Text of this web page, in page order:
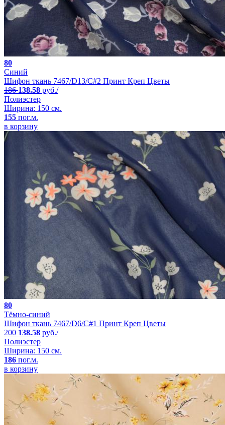
80
Синий
Шифон ткань 7467/D13/C#2 Принт Креп Цветы
186138.58 руб./
Полиэстер
Ширина: 150 см.
155 пог.м.
в корзину
80
Тёмно-синий
Шифон ткань 7467/D6/C#1 Принт Креп Цветы
200138.58 руб./
Полиэстер
Ширина: 150 см.
186 пог.м.
в корзину